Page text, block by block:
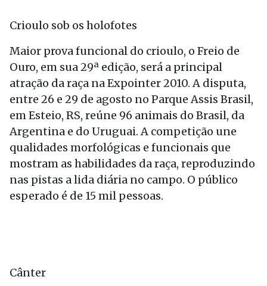
Crioulo sob os holofotes
Maior prova funcional do crioulo, o Freio de
Ouro, em sua 29ª edição, será a principal
atração da raça na Expointer 2010. A disputa,
entre 26 e 29 de agosto no Parque Assis Brasil,
em Esteio, RS, reúne 96 animais do Brasil, da
Argentina e do Uruguai. A competição une
qualidades morfológicas e funcionais que
mostram as habilidades da raça, reproduzindo
nas pistas a lida diária no campo. O público
esperado é de 15 mil pessoas.
Cânter